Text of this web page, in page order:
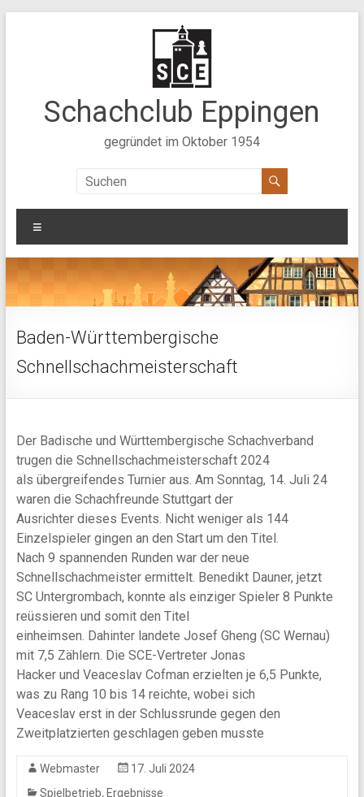
Schachclub Eppingen
gegründet im Oktober 1954
Baden-Württembergische
Schnellschachmeisterschaft
Der Badische und Württembergische Schachverband
trugen die Schnellschachmeisterschaft 2024
als übergreifendes Turnier aus. Am Sonntag, 14. Juli 24
waren die Schachfreunde Stuttgart der
Ausrichter dieses Events. Nicht weniger als 144
Einzelspieler gingen an den Start um den Titel.
Nach 9 spannenden Runden war der neue
Schnellschachmeister ermittelt. Benedikt Dauner, jetzt
SC Untergrombach, konnte als einziger Spieler 8 Punkte
reüssieren und somit den Titel
einheimsen. Dahinter landete Josef Gheng (SC Wernau)
mit 7,5 Zählern. Die SCE-Vertreter Jonas
Hacker und Veaceslav Cofman erzielten je 6,5 Punkte,
was zu Rang 10 bis 14 reichte, wobei sich
Veaceslav erst in der Schlussrunde gegen den
Zweitplatzierten geschlagen geben musste
Webmaster
17. Juli 2024
Spielbetrieb, Ergebnisse